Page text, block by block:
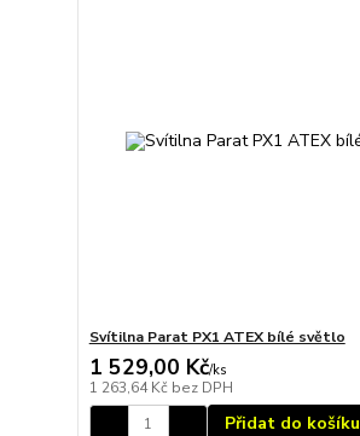
Svítilna Parat PX1 ATEX bílé světlo
1 529,00 Kč/ks
1 263,64 Kč bez DPH
Přidat do košíku